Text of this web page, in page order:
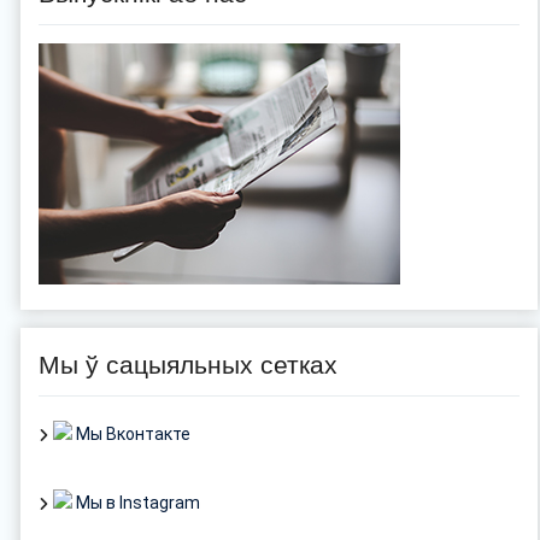
Мы ў сацыяльных сетках
Мы Вконтакте
Мы в Instagram